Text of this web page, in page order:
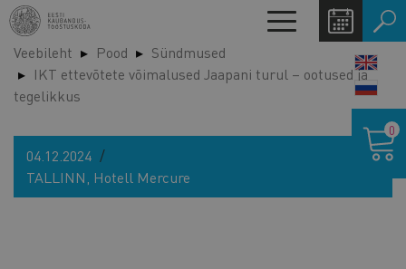
Liigu
edasi
põhisisu
juurde
Toggle
navigation
Veebileht Pood
Sündmused
IKT ettevõtete võimalused Jaapani turul – ootused ja
tegelikkus
04.12.2024
TALLINN, Hotell Mercure
0